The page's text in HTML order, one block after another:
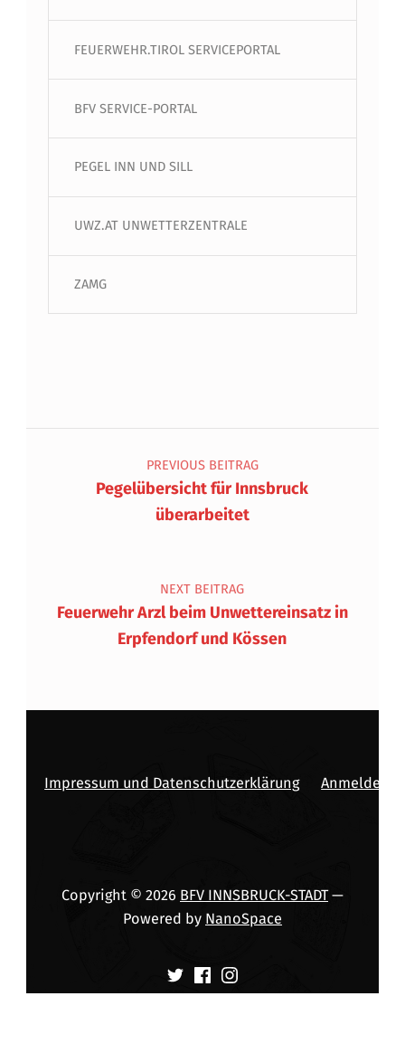
FEUERWEHR.TIROL SERVICEPORTAL
BFV SERVICE-PORTAL
PEGEL INN UND SILL
UWZ.AT UNWETTERZENTRALE
ZAMG
Beitragsnavigation
PREVIOUS BEITRAG
Pegelübersicht für Innsbruck
überarbeitet
NEXT BEITRAG
Feuerwehr Arzl beim Unwettereinsatz in
Erpfendorf und Kössen
Impressum und Datenschutzerklärung Anmelden
Copyright © 2026 BFV INNSBRUCK-STADT—
Powered by NanoSpace